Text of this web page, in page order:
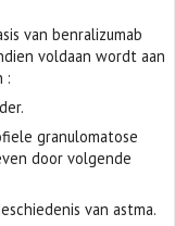
van benralizumab
voldaan wordt aan
:
granulomatose
door volgende
van astma.